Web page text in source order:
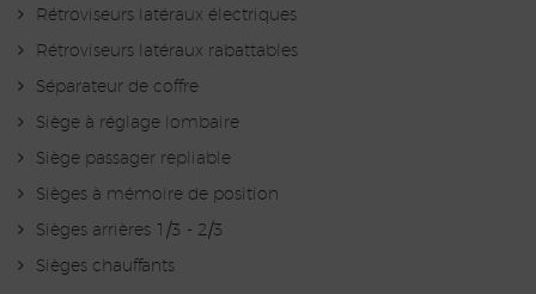
Rétroviseurs latéraux électriques
Rétroviseurs latéraux rabattables
Séparateur de coffre
Siège à réglage lombaire
Siège passager repliable
Sièges à mémoire de position
Sièges arrières 1/3 - 2/3
Sièges chauffants